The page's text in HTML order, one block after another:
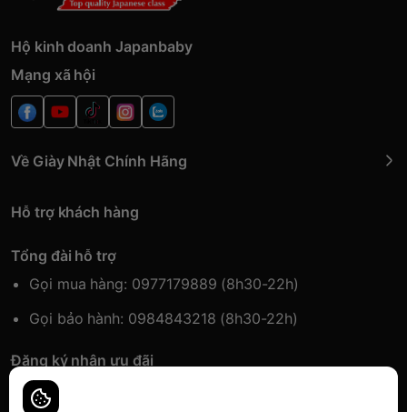
Hộ kinh doanh Japanbaby
Mạng xã hội
Về Giày Nhật Chính Hãng
Hỗ trợ khách hàng
Tổng đài hỗ trợ
Gọi mua hàng: 0977179889 (8h30-22h)
Gọi bảo hành: 0984843218 (8h30-22h)
Đăng ký nhận ưu đãi
Đăng kí để nhận thông tin ưu đãi sớm nhất.